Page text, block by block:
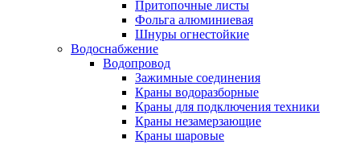
Притопочные листы
Фольга алюминиевая
Шнуры огнестойкие
Водоснабжение
Водопровод
Зажимные соединения
Краны водоразборные
Краны для подключения техники
Краны незамерзающие
Краны шаровые